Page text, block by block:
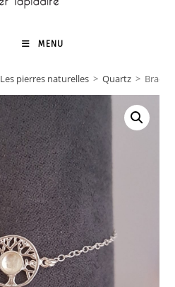
MENU
Les pierres naturelles > Quartz >